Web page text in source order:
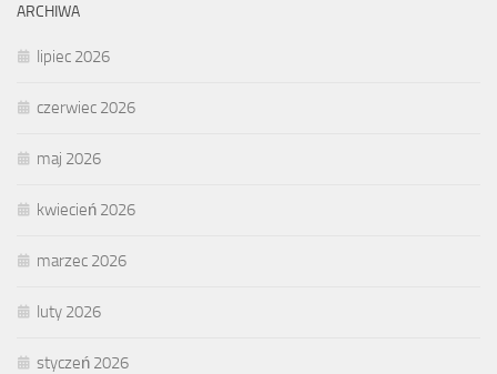
ARCHIWA
lipiec 2026
czerwiec 2026
maj 2026
kwiecień 2026
marzec 2026
luty 2026
styczeń 2026